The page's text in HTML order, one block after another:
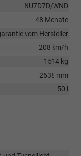
NU7D7D/WND
48 Monate
vom Hersteller
208 km/h
1514 kg
2638 mm
50 l